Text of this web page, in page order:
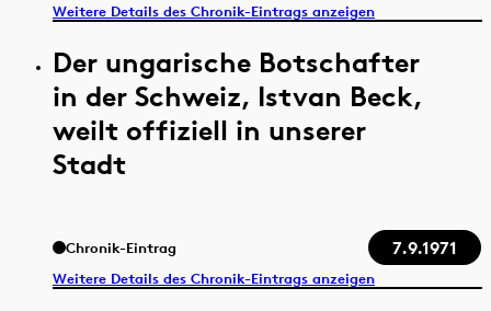
Weitere Details des Chronik-Eintrags anzeigen
Der ungarische Botschafter
in der Schweiz, Istvan Beck,
weilt offiziell in unserer
Stadt
Chronik-Eintrag 7.9.1971
Weitere Details des Chronik-Eintrags anzeigen